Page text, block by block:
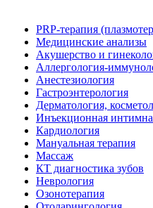
PRP-терапия
Медицинские анализы
Акушерство и
Аллергология-
Анестезиология
Гастроэнтерология
Дерматология,
Инъекционная
Кардиология
Мануальная терапия
Массаж
КТ диагностика зубов
Неврология
Озонотерапия